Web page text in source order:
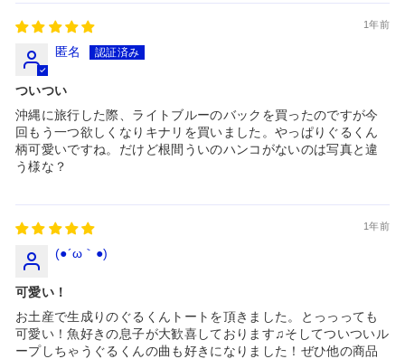
1年前
匿名
ついつい
沖縄に旅行した際、ライトブルーのバックを買ったのですが今
回もう一つ欲しくなりキナリを買いました。やっぱりぐるくん
柄可愛いですね。だけど根間ういのハンコがないのは写真と違
う様な？
1年前
(●´ω｀●)
可愛い！
お土産で生成りのぐるくんトートを頂きました。とっっっても
可愛い！魚好きの息子が大歓喜しております♫そしてついついル
ープしちゃうぐるくんの曲も好きになりました！ぜひ他の商品